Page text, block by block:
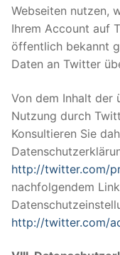
Webseiten nutzen,
Ihrem Account auf
öffentlich bekannt
Daten an Twitter
Von dem Inhalt der
Nutzung durch
Konsultieren Sie
http://twitter.com/
nachfolgendem
http://twitter.com/